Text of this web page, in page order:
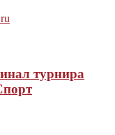
турнира